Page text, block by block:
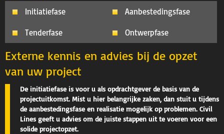
Initiatiefase Aanbestedingsfase
Tenderfase Ontwerpfase
Externe kennis en advies bij de opzet
van uw project
De initiatiefase is voor u als opdrachtgever de basis van de
projectuitkomst. Mist u hier belangrijke zaken, dan stuit u tijdens
de aanbestedingsfase en realisatie mogelijk op problemen. Civil
Lines geeft u advies om de juiste stappen uit te voeren voor een
solide projectopzet.